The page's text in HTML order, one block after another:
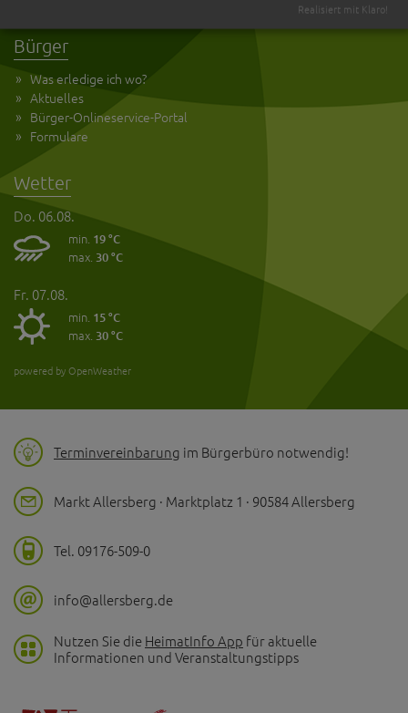
Bürger
Was erledige ich wo?
Aktuelles
Bürger-Onlineservice-Portal
Formulare
Wetter
Do. 06.08.
min. 19 °C
max.30 °C
Fr. 07.08.
min. 15 °C
max.30 °C
powered by OpenWeather
Terminvereinbarung im Bürgerbüro notwendig!
Markt Allersberg · Marktplatz 1 · 90584 Allersberg
Tel. 09176-509-0
info@allersberg.de
Nutzen Sie dieHeimatInfo App für aktuelle
Informationen und Veranstaltungstipps
Realisiert mit Klaro!